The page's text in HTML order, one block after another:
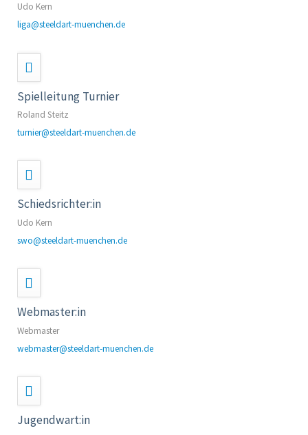
Udo Kern
liga@steeldart-muenchen.de
Spielleitung Turnier
Roland Steitz
turnier@steeldart-muenchen.de
Schiedsrichter:in
Udo Kern
swo@steeldart-muenchen.de
Webmaster:in
Webmaster
webmaster@steeldart-muenchen.de
Jugendwart:in